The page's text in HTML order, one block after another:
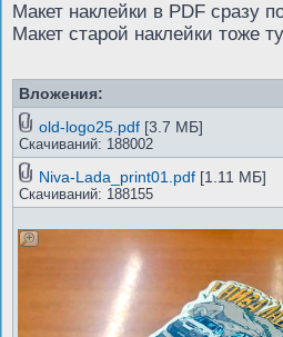
Макет наклейки в PDF сразу
Макет старой наклейки тоже
Вложения:
old-logo25.pdf [3.7 МБ]
Скачиваний: 188002
Niva-Lada_print01.pdf [1.11 МБ]
Скачиваний: 188155